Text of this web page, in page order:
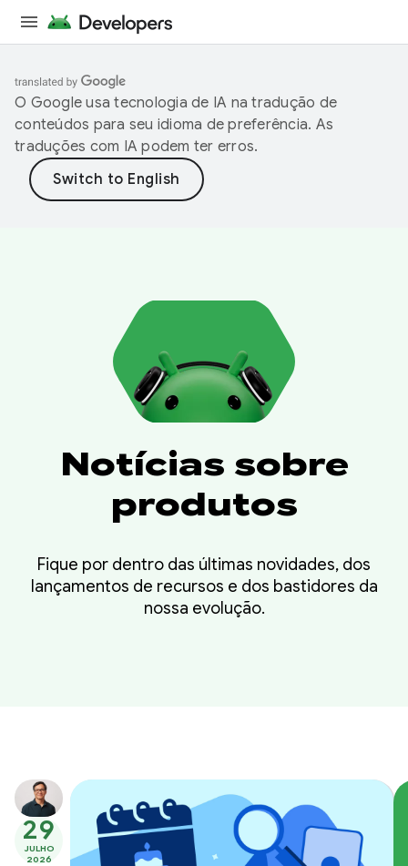
O Google usa tecnologia de IA na tradução de
conteúdos para seu idioma de preferência. As
traduções com IA podem ter erros.
Notícias sobre
produtos
Fique por dentro das últimas novidades, dos
lançamentos de recursos e dos bastidores da
nossa evolução.
29
JULHO
2026